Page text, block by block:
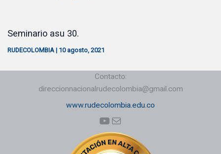
Seminario asu 30.
RUDECOLOMBIA | 10 agosto, 2021
Contacto:
direccionnacionalrudecolombia@gmail.com
www.rudecolombia.edu.co
YouTube
Correo electrónico